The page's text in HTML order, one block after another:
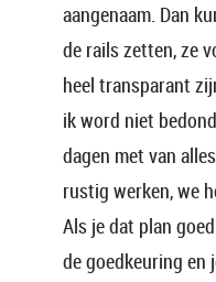
aangenaam. Dan
de rails zetten, ze
heel transparant
ik word niet
dagen met van
rustig werken, we
Als je dat plan
de goedkeuring en